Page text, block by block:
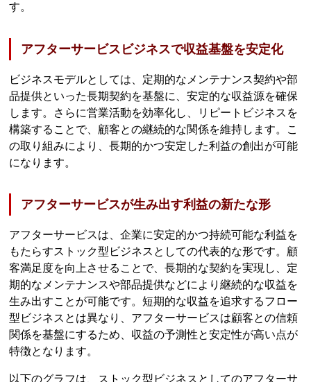
す。
アフターサービスビジネスで収益基盤を安定化
ビジネスモデルとしては、定期的なメンテナンス契約や部
品提供といった長期契約を基盤に、安定的な収益源を確保
します。さらに営業活動を効率化し、リピートビジネスを
構築することで、顧客との継続的な関係を維持します。こ
の取り組みにより、長期的かつ安定した利益の創出が可能
になります。
アフターサービスが生み出す利益の新たな形
アフターサービスは、企業に安定的かつ持続可能な利益を
もたらすストック型ビジネスとしての代表的な形です。顧
客満足度を向上させることで、長期的な契約を実現し、定
期的なメンテナンスや部品提供などにより継続的な収益を
生み出すことが可能です。短期的な収益を追求するフロー
型ビジネスとは異なり、アフターサービスは顧客との信頼
関係を基盤にするため、収益の予測性と安定性が高い点が
特徴となります。
以下のグラフは、ストック型ビジネスとしてのアフターサ